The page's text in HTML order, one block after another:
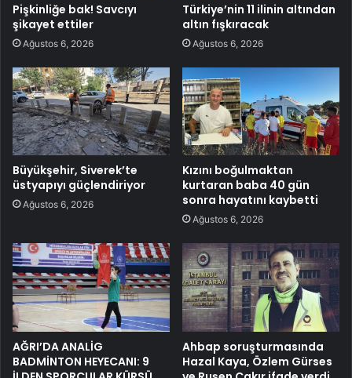
Pişkinliğe bak! Savcıyı
şikayet ettiler
Ağustos 6, 2026
Türkiye’nin 11 ilinin altından
altın fışkıracak
Ağustos 6, 2026
Büyükşehir, Siverek’te
üstyapıyı güçlendiriyor
Ağustos 6, 2026
Kızını boğulmaktan
kurtaran baba 40 gün
sonra hayatını kaybetti
Ağustos 6, 2026
AĞRI’DA ANALİG
BADMİNTON HEYECANI: 9
Ahbap soruşturmasında
Hazal Kaya, Özlem Gürses